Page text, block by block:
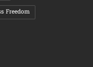
Freedom